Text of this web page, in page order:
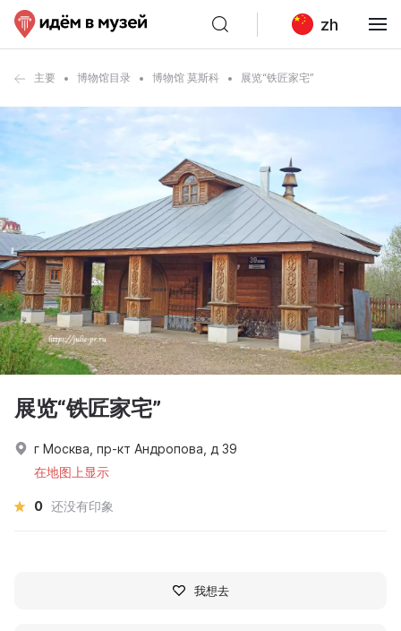
zh
主要 博物馆目录 博物馆 莫斯科 展览“铁匠家宅”
展览“铁匠家宅”
г Москва, пр-кт Андропова, д 39
在地图上显示
0 还没有印象
我想去